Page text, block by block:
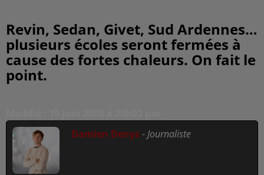
Revin, Sedan, Givet, Sud Ardennes…
plusieurs écoles seront fermées à
cause des fortes chaleurs. On fait le
point.
Damien Denys -Journaliste